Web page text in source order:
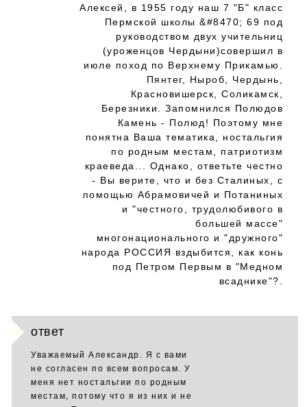
Алексей, в 1955 году наш 7 "Б" класс
Пермской школы &#8470; 69 под
руководством двух учительниц
(уроженцов Чердыни)совершил в
июле поход по Верхнему Прикамью.
Пянтег, Ныроб, Чердынь,
Красновишерск, Соликамск,
Березники. Запомнился Полюдов
Камень - Полюд! Поэтому мне
понятна Ваша тематика, ностальгия
по родным местам, патриотизм
краеведа... Однако, ответьте честно
- Вы верите, что и без Сталиных, с
помощью Абрамовичей и Потаниных
и "честного, трудолюбивого в
большей массе"
многонационального и "дружного"
народа РОССИЯ вздыбится, как конь
под Петром Первым в "Медном
всаднике"?.
ответ
Уважаемый Александр. Я с вами
не согласен по всем вопросам. У
меня нет ностальгии по родным
местам, потому что я из них и не